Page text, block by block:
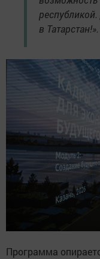
в Татарстан!».
Программа